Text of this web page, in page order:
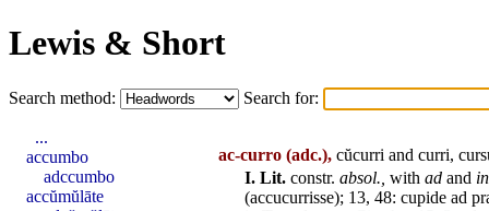
Lewis & Short
Search method: Search for:
ac-curro (adc.), cŭcurri and curri,
I. Lit. constr. absol., with ad and
(accucurrisse); 13, 48: cupide ad
...
accumbo
adccumbo
accŭmŭlāte